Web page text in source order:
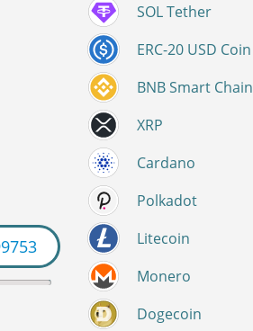
SOL Tether
ERC-20 USD Coin
BNB Smart Chain
XRP
Cardano
Polkadot
Litecoin
Monero
Dogecoin